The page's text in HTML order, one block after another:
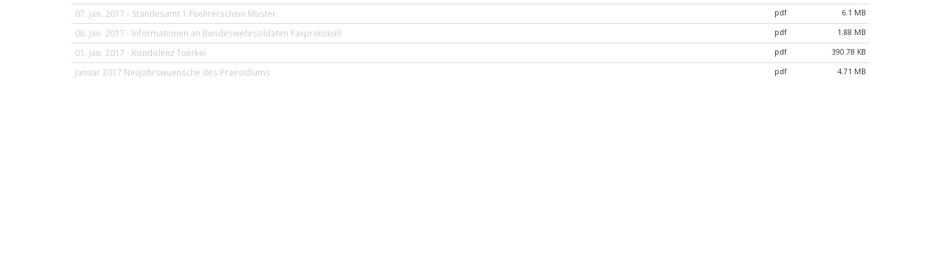
07. Jan. 2017 - Standesamt 1 Fuehrerschein Muster pdf 6.1 MB
06. Jan. 2017 - Informationen an Bundeswehrsoldaten Faxprotokoll pdf 1.88 MB
01. Jan. 2017 - Kondolenz Tuerkei pdf 390.78 KB
Januar 2017 Neujahrswuensche des Praesidiums pdf 4.71 MB